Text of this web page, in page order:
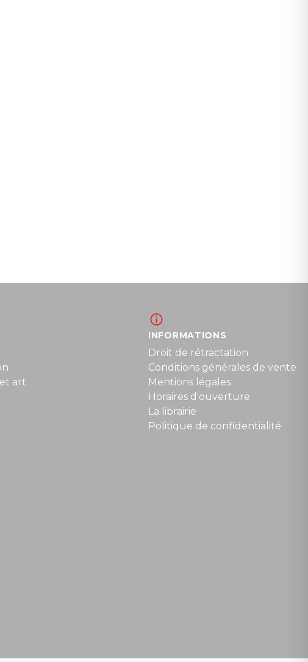
art
INFORMATIONS
Droit de rétractation
Conditions générales de vente
Mentions légales
Horaires d'ouverture
La librairie
Politique de confidentialité